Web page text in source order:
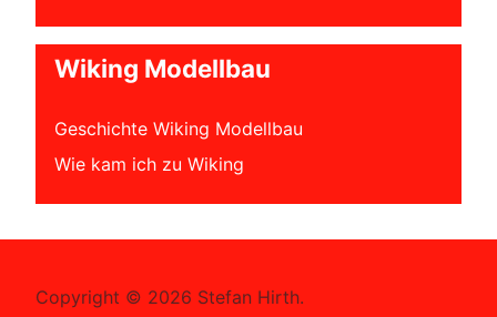
Wiking Modellbau
Geschichte Wiking Modellbau
Wie kam ich zu Wiking
Copyright © 2026 Stefan Hirth.